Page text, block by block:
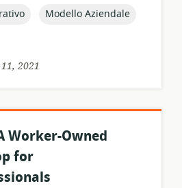
topic:
Modello Aziendale
2021
Worker-Owned
for